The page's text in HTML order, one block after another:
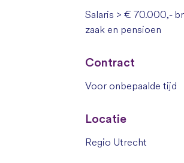
Salaris > € 70.000,-
zaak en pensioen
Contract
Voor onbepaalde tijd
Locatie
Regio Utrecht